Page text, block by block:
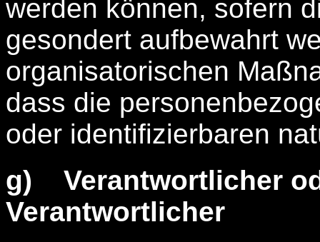
werden können, sofern
gesondert aufbewahrt
organisatorischen
dass die
oder identifizierbaren
g) Verantwortlicher
Verantwortlicher